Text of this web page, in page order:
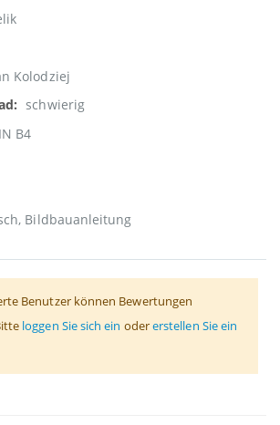
Kolodziej
schwierig
B4
Bildbauanleitung
Benutzer können Bewertungen
loggen Sie sich ein odererstellen Sie ein